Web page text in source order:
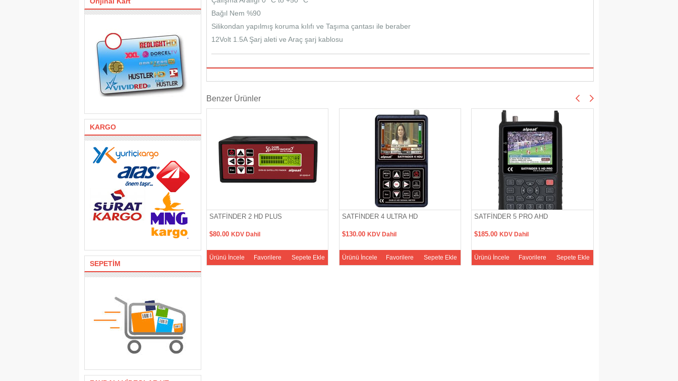
KARGO
SEPETİM
Bağıl Nem %90
Silikondan yapılmış koruma kılıfı ve Taşıma çantası ile beraber
12Volt 1.5A Şarj aleti ve Araç şarj kablosu
Benzer Ürünler
SATFİNDER 2 HD PLUS
$80.00KDV Dahil
Favorilere Sepete Ekle
Ürünü İncele
SATFİNDER 4 ULTRA HD
$130.00 KDV Dahil
Favorilere Sepete Ekle
Ürünü İncele
SATFİNDER 5 PRO AHD
$185.00KDV Dahil
Favorilere Sepete Ekle
Ürünü İncele